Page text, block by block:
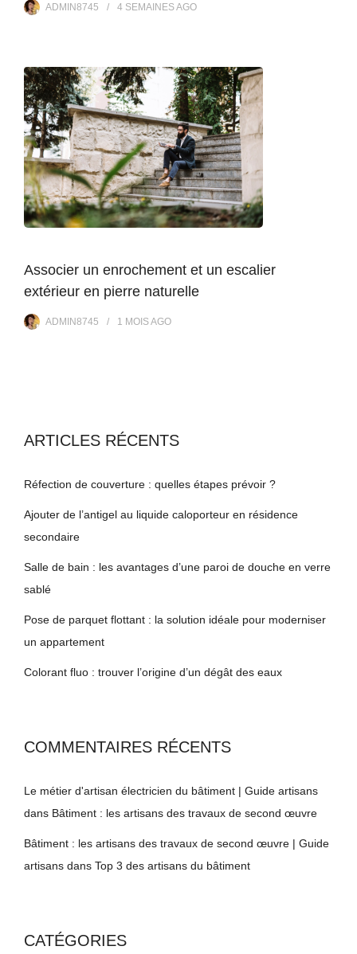
ADMIN8745 4 SEMAINESAGO
Associer un enrochement et un escalier
extérieur en pierre naturelle
ADMIN8745 1 MOISAGO
ARTICLES RÉCENTS
Réfection de couverture : quelles étapes prévoir ?
Ajouter de l’antigel au liquide caloporteur en résidence
secondaire
Salle de bain : les avantages d’une paroi de douche en verre
sablé
Pose de parquet flottant : la solution idéale pour moderniser
un appartement
Colorant fluo : trouver l’origine d’un dégât des eaux
COMMENTAIRES RÉCENTS
Le métier d'artisan électricien du bâtiment | Guide artisans
dans Bâtiment : les artisans des travaux de second œuvre
Bâtiment : les artisans des travaux de second œuvre | Guide
artisans dans Top 3 des artisans du bâtiment
CATÉGORIES